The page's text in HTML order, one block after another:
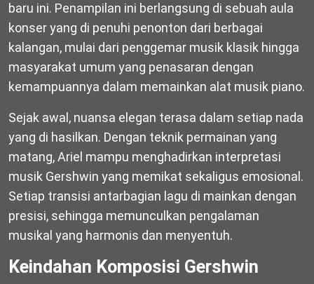
baru ini. Penampilan ini berlangsung di sebuah aula
konser yang di penuhi penonton dari berbagai
kalangan, mulai dari penggemar musik klasik hingga
masyarakat umum yang penasaran dengan
kemampuannya dalam memainkan alat musik piano.
Sejak awal, nuansa elegan terasa dalam setiap nada
yang di hasilkan. Dengan teknik permainan yang
matang, Ariel mampu menghadirkan interpretasi
musik Gershwin yang memikat sekaligus emosional.
Setiap transisi antarbagian lagu di mainkan dengan
presisi, sehingga memunculkan pengalaman
musikal yang harmonis dan menyentuh.
Keindahan Komposisi Gershwin